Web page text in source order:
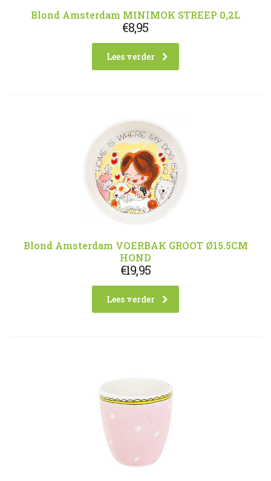
Blond Amsterdam MINIMOK STREEP 0,2L
€8,95
Lees verder
Blond Amsterdam VOERBAK GROOT Ø15.5CM
HOND
€19,95
Lees verder